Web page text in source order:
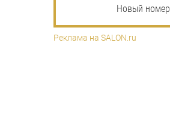
Новый номер
Реклама на SALON.ru